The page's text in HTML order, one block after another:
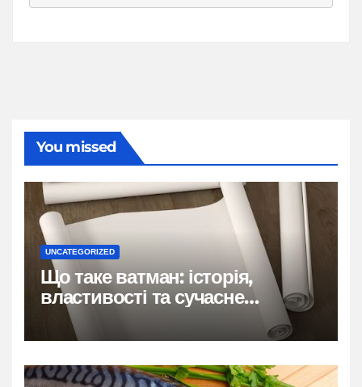
You missed
UNCATEGORIZED
Що таке ватман: історія,
властивості та сучасне
застосування